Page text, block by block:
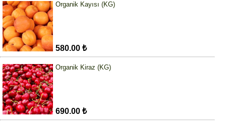
Organik Kayısı (KG)
580.00 ₺
Organik Kiraz (KG)
690.00 ₺